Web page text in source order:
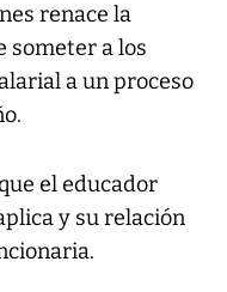
renace la
someter a los
a un proceso
el educador
y su relación